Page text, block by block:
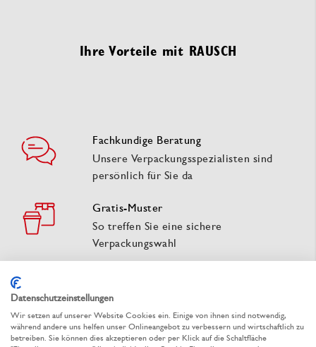
Ihre Vorteile mit RAUSCH
Fachkundige Beratung
Unsere Verpackungsspezialisten sind
persönlich für Sie da
Gratis-Muster
So treffen Sie eine sichere
Verpackungswahl
Umfangreiches Lagersortiment sofort
lieferbar oder zum Wunschtermin
Datenschutzeinstellungen
Wir setzen auf unserer Website Cookies ein. Einige von ihnen sind notwendig,
während andere uns helfen unser Onlineangebot zu verbessern und wirtschaftlich zu
betreiben. Sie können dies akzeptieren oder per Klick auf die Schaltfläche